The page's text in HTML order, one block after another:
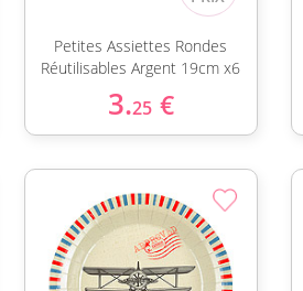
Petites Assiettes Rondes
Réutilisables Argent 19cm x6
3.25 €